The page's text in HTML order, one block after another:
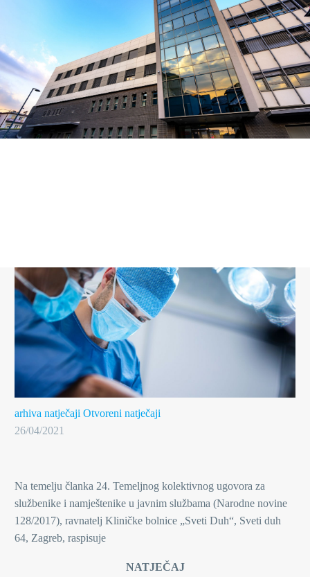
arhiva natječaji Otvoreni natječaji
26/04/2021
Na temelju članka 24. Temeljnog kolektivnog ugovora za
službenike i namještenike u javnim službama (Narodne novine
128/2017), ravnatelj Kliničke bolnice „Sveti Duh“, Sveti duh
64, Zagreb, raspisuje
NATJEČAJ